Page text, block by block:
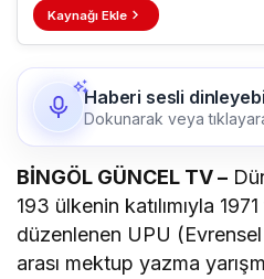
Kaynağı Ekle
Haberi sesli
Dokunarak veya
BİNGÖL GÜNCEL TV –
193 ülkenin katılımıyla
düzenlenen UPU
arası mektup yazma